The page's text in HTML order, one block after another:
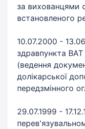
за вихованцями
встановленого
10.07.2000 -
здравпункта ВАТ
(ведення
долікарської
передзмінного
29.07.1999 -